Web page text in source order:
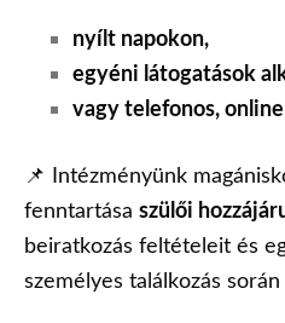
nyílt napokon,
egyéni látogatások
vagy telefonos,
📌 Intézményünk
fenntartása szülői
beiratkozás feltételeit és
személyes találkozás